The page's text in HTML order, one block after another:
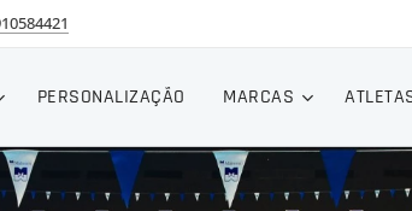
PERSONALIZAÇÃO MARCAS